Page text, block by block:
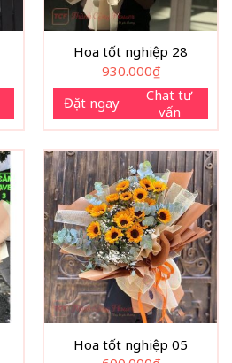
Hoa tốt nghiệp 28
930.000₫
Đặt ngay
Chat tư
vấn
Hoa tốt nghiệp 05